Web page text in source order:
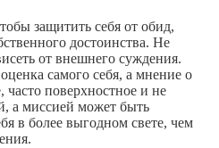
защитить себя от обид,
достоинства. Не
от внешнего суждения.
самого себя, а мнение о
поверхностное и не
а миссией может быть
в более выгодном свете, чем